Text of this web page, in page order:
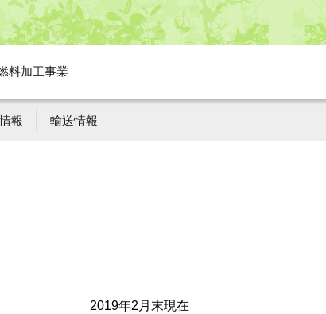
料加工事業
報 輸送情報
2019年2月末現在